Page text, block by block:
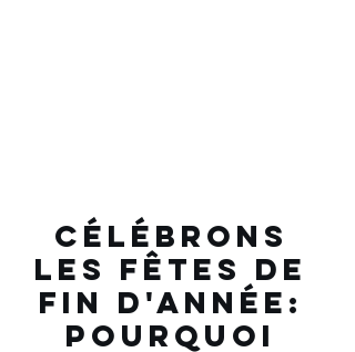
Célébrons
les fêtes de
fin d'année:
Pourquoi